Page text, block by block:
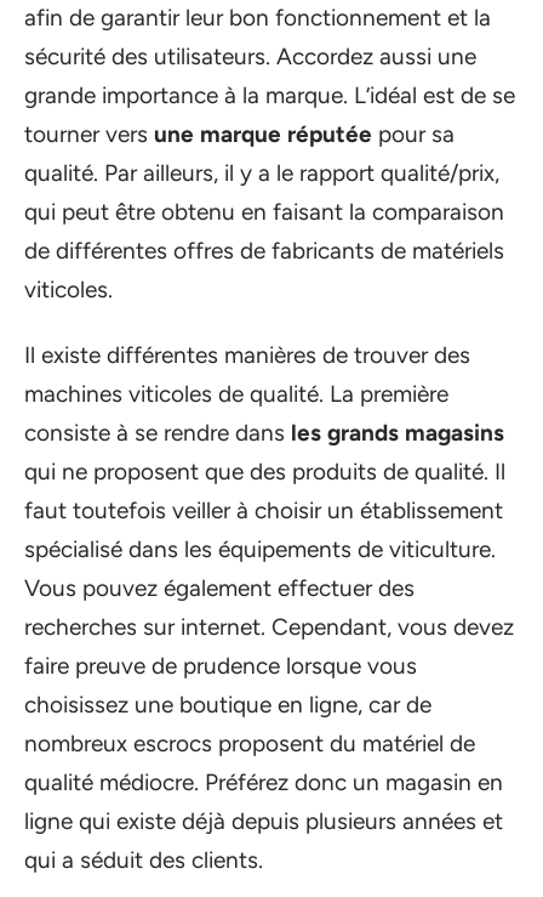
afin de garantir leur bon fonctionnement et la
sécurité des utilisateurs. Accordez aussi une
grande importance à la marque. L’idéal est de se
tourner vers une marque réputée pour sa
qualité. Par ailleurs, il y a le rapport qualité/prix,
qui peut être obtenu en faisant la comparaison
de différentes offres de fabricants de matériels
viticoles.
Il existe différentes manières de trouver des
machines viticoles de qualité. La première
consiste à se rendre dans les grands magasins
qui ne proposent que des produits de qualité. Il
faut toutefois veiller à choisir un établissement
spécialisé dans les équipements de viticulture.
Vous pouvez également effectuer des
recherches sur internet. Cependant, vous devez
faire preuve de prudence lorsque vous
choisissez une boutique en ligne, car de
nombreux escrocs proposent du matériel de
qualité médiocre. Préférez donc un magasin en
ligne qui existe déjà depuis plusieurs années et
qui a séduit des clients.